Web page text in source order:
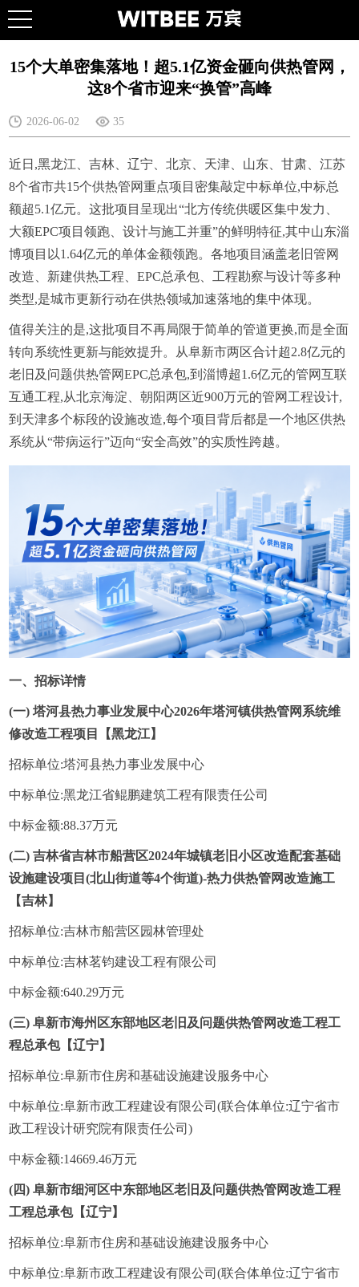
15个大单密集落地！超5.1亿资金砸向供热管网，
这8个省市迎来“换管”高峰
2026-06-02 35
近日,黑龙江、吉林、辽宁、北京、天津、山东、甘肃、江苏
8个省市共15个供热管网重点项目密集敲定中标单位,中标总
额超5.1亿元。这批项目呈现出“北方传统供暖区集中发力、
大额EPC项目领跑、设计与施工并重”的鲜明特征,其中山东淄
博项目以1.64亿元的单体金额领跑。各地项目涵盖老旧管网
改造、新建供热工程、EPC总承包、工程勘察与设计等多种
类型,是城市更新行动在供热领域加速落地的集中体现。
值得关注的是,这批项目不再局限于简单的管道更换,而是全面
转向系统性更新与能效提升。从阜新市两区合计超2.8亿元的
老旧及问题供热管网EPC总承包,到淄博超1.6亿元的管网互联
互通工程,从北京海淀、朝阳两区近900万元的管网工程设计,
到天津多个标段的设施改造,每个项目背后都是一个地区供热
系统从“带病运行”迈向“安全高效”的实质性跨越。
一、招标详情
(一) 塔河县热力事业发展中心2026年塔河镇供热管网系统维
修改造工程项目【黑龙江】
招标单位:塔河县热力事业发展中心
中标单位:黑龙江省鲲鹏建筑工程有限责任公司
中标金额:88.37万元
(二) 吉林省吉林市船营区2024年城镇老旧小区改造配套基础
设施建设项目(北山街道等4个街道)-热力供热管网改造施工
【吉林】
招标单位:吉林市船营区园林管理处
中标单位:吉林茗钧建设工程有限公司
中标金额:640.29万元
(三) 阜新市海州区东部地区老旧及问题供热管网改造工程工
程总承包【辽宁】
招标单位:阜新市住房和基础设施建设服务中心
中标单位:阜新市政工程建设有限公司(联合体单位:辽宁省市
政工程设计研究院有限责任公司)
中标金额:14669.46万元
(四) 阜新市细河区中东部地区老旧及问题供热管网改造工程
工程总承包【辽宁】
招标单位:阜新市住房和基础设施建设服务中心
中标单位:阜新市政工程建设有限公司(联合体单位:辽宁省市